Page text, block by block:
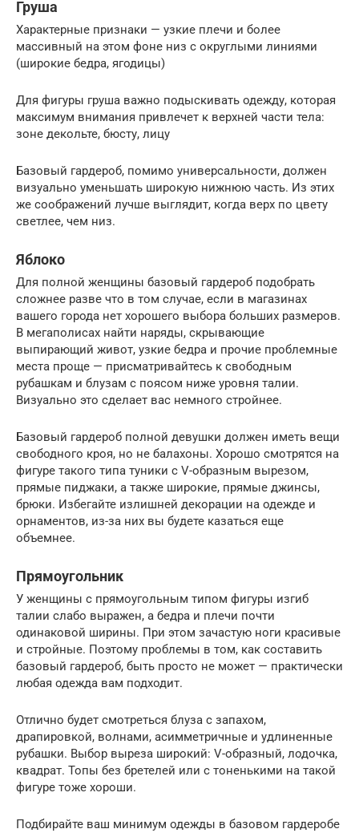
Груша
Характерные признаки — узкие плечи и более
массивный на этом фоне низ с округлыми линиями
(широкие бедра, ягодицы)
Для фигуры груша важно подыскивать одежду, которая
максимум внимания привлечет к верхней части тела:
зоне декольте, бюсту, лицу
Базовый гардероб, помимо универсальности, должен
визуально уменьшать широкую нижнюю часть. Из этих
же соображений лучше выглядит, когда верх по цвету
светлее, чем низ.
Яблоко
Для полной женщины базовый гардероб подобрать
сложнее разве что в том случае, если в магазинах
вашего города нет хорошего выбора больших размеров.
В мегаполисах найти наряды, скрывающие
выпирающий живот, узкие бедра и прочие проблемные
места проще — присматривайтесь к свободным
рубашкам и блузам с поясом ниже уровня талии.
Визуально это сделает вас немного стройнее.
Базовый гардероб полной девушки должен иметь вещи
свободного кроя, но не балахоны. Хорошо смотрятся на
фигуре такого типа туники с V-образным вырезом,
прямые пиджаки, а также широкие, прямые джинсы,
брюки. Избегайте излишней декорации на одежде и
орнаментов, из-за них вы будете казаться еще
объемнее.
Прямоугольник
У женщины с прямоугольным типом фигуры изгиб
талии слабо выражен, а бедра и плечи почти
одинаковой ширины. При этом зачастую ноги красивые
и стройные. Поэтому проблемы в том, как составить
базовый гардероб, быть просто не может — практически
любая одежда вам подходит.
Отлично будет смотреться блуза с запахом,
драпировкой, волнами, асимметричные и удлиненные
рубашки. Выбор выреза широкий: V-образный, лодочка,
квадрат. Топы без бретелей или с тоненькими на такой
фигуре тоже хороши.
Подбирайте ваш минимум одежды в базовом гардеробе